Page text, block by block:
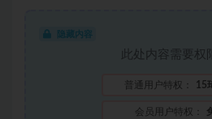
隐藏内容
此处内容需要权
普通用户特权： 15
会员用户特权：